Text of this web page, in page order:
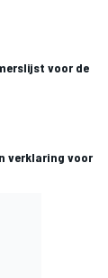
voor de
verklaring voor